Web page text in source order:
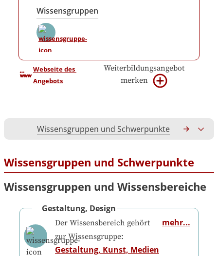
Wissensgruppen
Webseite des
Angebots
Weiterbildungsangebot
merken
Wissensgruppen und Schwerpunkte
Wissensgruppen und Schwerpunkte
Wissensgruppen und Wissensbereiche
Gestaltung, Design
Der Wissensbereich gehört
zur Wissensgruppe:
Gestaltung, Kunst, Medien
mehr...